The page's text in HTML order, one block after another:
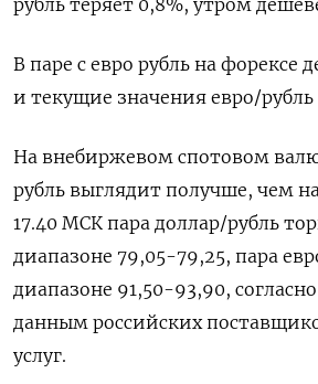
В паре с евро рубль на форексе
и текущие значения евро/рубль
На внебиржевом спотовом
рубль выглядит получше, чем
17.40 МСК пара доллар/рубль
диапазоне 79,05-79,25, пара
диапазоне 91,50-93,90,
данным российских
услуг.